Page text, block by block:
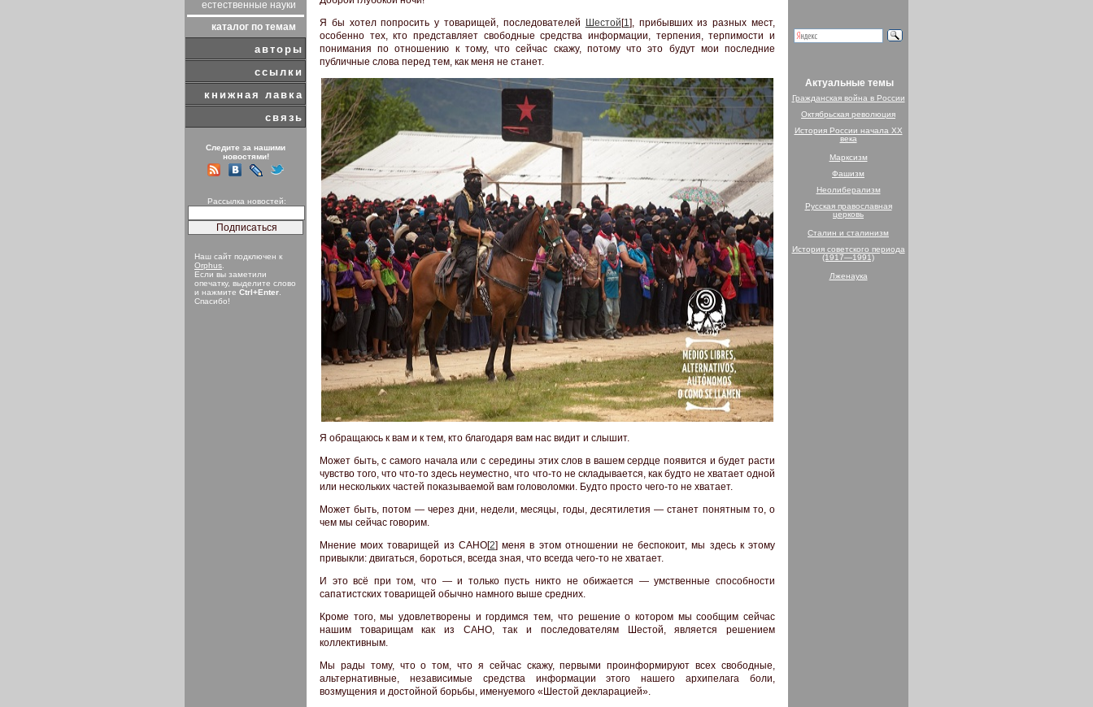
естественные науки
каталог по темам
авторы
ссылки
книжная лавка
связь
Следите за нашими
новостями!
Рассылка новостей:
Наш сайт подключен к
Orphus
Если вы заметили
опечатку, выделите слово
и нажмите Ctrl+Enter
Спасибо!
Я бы хотел попросить у товарищей, последователей Шестой[1], прибывших из разных мест,
особенно тех, кто представляет свободные средства информации, терпения, терпимости и
понимания по отношению к тому, что сейчас скажу, потому что это будут мои последние
публичные слова перед тем, как меня не станет.
Я обращаюсь к вам и к тем, кто благодаря вам нас видит и слышит.
Может быть, с самого начала или с середины этих слов в вашем сердце появится и будет расти
чувство того, что что-то здесь неуместно, что что-то не складывается, как будто не хватает одной
или нескольких частей показываемой вам головоломки. Будто просто чего-то не хватает.
Может быть, потом — через дни, недели, месяцы, годы, десятилетия — станет понятным то, о
чем мы сейчас говорим.
Мнение моих товарищей из САНО[2] меня в этом отношении не беспокоит, мы здесь к этому
привыкли: двигаться, бороться, всегда зная, что всегда чего-то не хватает.
И это всё при том, что — и только пусть никто не обижается — умственные способности
сапатистских товарищей обычно намного выше средних.
Кроме того, мы удовлетворены и гордимся тем, что решение о котором мы сообщим сейчас
нашим товарищам как из САНО, так и последователям Шестой, является решением
коллективным.
Мы рады тому, что о том, что я сейчас скажу, первыми проинформируют всех свободные,
альтернативные, независимые средства информации этого нашего архипелага боли,
возмущения и достойной борьбы, именуемого «Шестой декларацией».
Актуальные темы
Гражданская война в России
Октябрьская революция
История России начала XX
века
Марксизм
Фашизм
Неолиберализм
Русская православная
церковь
Сталин и сталинизм
История советского периода
(1917—1991)
Лженаука